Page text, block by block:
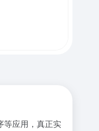
等应用，真正实